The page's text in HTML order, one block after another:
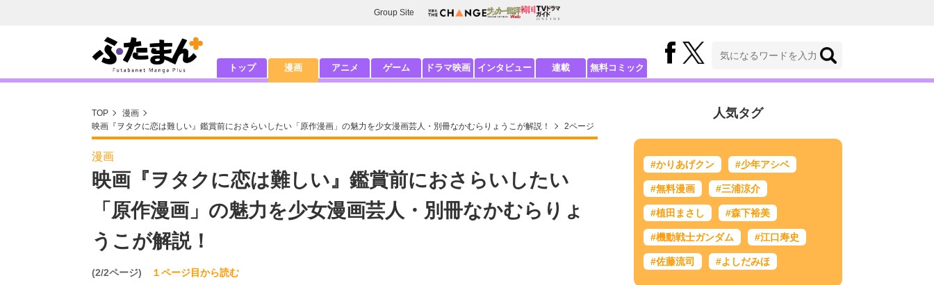
Group Site
トップ 漫画 アニメ ゲーム ドラマ映画 インタビュー 連載 無料コミック
TOP
漫画
映画『ヲタクに恋は難しい』鑑賞前におさらいしたい「原作漫画」の魅力を少女漫画芸人・別冊なかむらりょうこが解説！
2ページ
漫画
映画『ヲタクに恋は難しい』鑑賞前におさらいしたい
「原作漫画」の魅力を少女漫画芸人・別冊なかむらりょ
うこが解説！
(2/2ページ)
１ページ目から読む
人気タグ
#かりあげクン #少年アシベ
#無料漫画 #三浦涼介
#植田まさし #森下裕美
#機動戦士ガンダム #江口寿史
#佐藤流司 #よしだみほ